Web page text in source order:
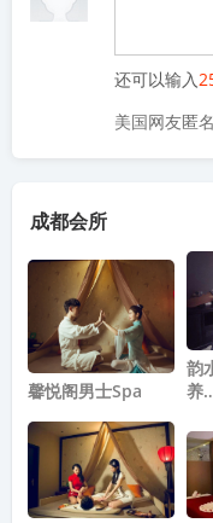
还可以输入
美国网友匿名
成都会所
馨悦阁男士spa
韵
养